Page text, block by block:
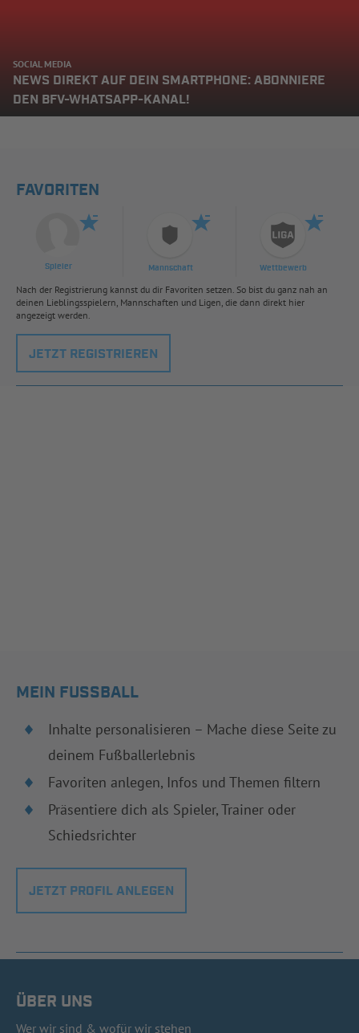
SOCIAL MEDIA
NEWS DIREKT AUF DEIN SMARTPHONE: ABONNIERE
DEN BFV-WHATSAPP-KANAL!
FAVORITEN
Spieler Mannschaft Wettbewerb
Nach der Registrierung kannst du dir Favoriten setzen. So bist du ganz nah an
deinen Lieblingsspielern, Mannschaften und Ligen, die dann direkt hier
angezeigt werden.
JETZT REGISTRIEREN
MEIN FUSSBALL
Inhalte personalisieren – Mache diese Seite zu
deinem Fußballerlebnis
Favoriten anlegen, Infos und Themen filtern
Präsentiere dich als Spieler, Trainer oder
Schiedsrichter
JETZT PROFIL ANLEGEN
ÜBER UNS
Wer wir sind & wofür wir stehen